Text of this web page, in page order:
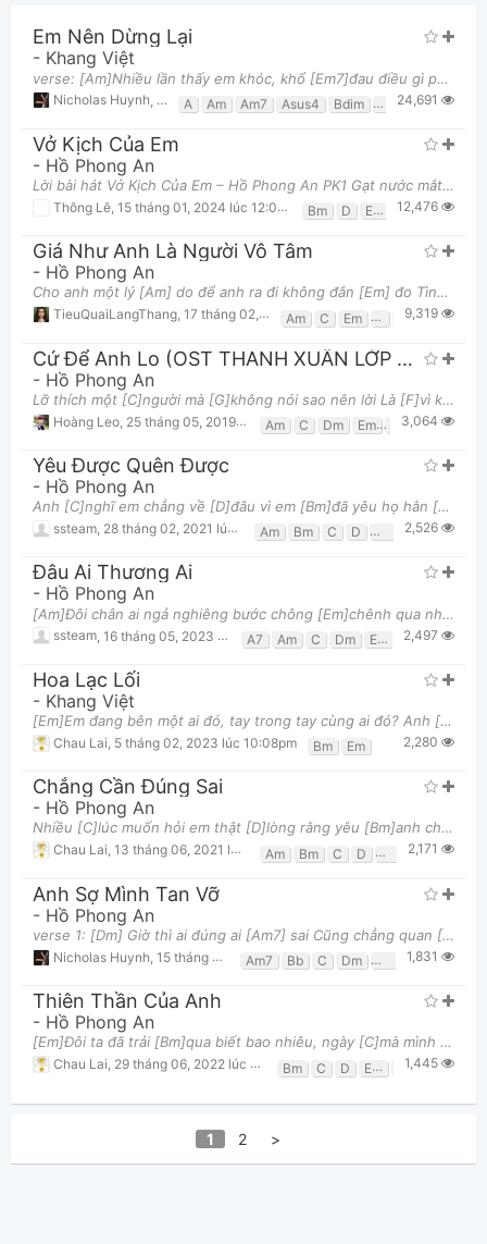
Em Nên Dừng Lại
- Khang Việt
verse: [Am]Nhiều lần thấy em khóc, khổ [Em7]đau điều gì phải không [Dm7]Chẳng cần phải bận [Gsus4]
Nicholas Huynh 2 tháng 07, 2022 lúc 01:30am
A Am Am7 Asus4 Bdim Cmaj7 Dm7
24,691
Vở Kịch Của Em
- Hồ Phong An
Lời bài hát Vở Kịch Của Em – Hồ Phong An PK1 Gạt nước mắt của [Em]anh, thật sâu, vào [Bm]đây, đong
Thông Lê 15 tháng 01, 2024 lúc 12:09pm Bm D Em 12,476
Giá Như Anh Là Người Vô Tâm
- Hồ Phong An
Cho anh một lý [Am] do để anh ra đi không đắn [Em] đo Tình yêu như muỗi [F] dao khứa cắt vào anh [
TieuQuaiLangThang, 17 tháng 02, 2017 lúc 12:01am Am C Em F G9,319
Cứ Để Anh Lo (OST THANH XUÂN LỚP A1)
- Hồ Phong An
Lỡ thích một [C]người mà [G]không nói sao nên lời Là [F]vì khi thấy em cười làm lòng [G]anh rã rời
Hoàng Leo 25 tháng 05, 2019 lúc 07:01pm Am C Dm Em G
3,064
Yêu Được Quên Được
- Hồ Phong An
Anh [C]nghĩ em chẳng về [D]đâu vì em [Bm]đã yêu họ hằn [Em]sâu Giờ niếu [C]kéo cũng chẳng được [D]c
ssteam 28 tháng 02, 2021 lúc 06:59am Am Bm C D Em G
2,526
Đâu Ai Thương Ai
- Hồ Phong An
[Am]Đôi chân ai ngả nghiêng bước chông [Em]chênh qua những muộn phiền [F]Gánh trên vai là [G]cả bầu
ssteam 16 tháng 05, 2023 lúc 06:43am A7 Am C Dm Em F G
2,497
Hoa Lạc Lối
- Khang Việt
[Em]Em đang bên một ai đó, tay trong tay cùng ai đó? Anh [Bm]chắc em cũng chẳng biết tên [Em]Chân e
Chau Lai 5 tháng 02, 2023 lúc 10:08pm Bm Em 2,280
Chẳng Cần Đúng Sai
- Hồ Phong An
Nhiều [C]lúc muốn hỏi em thật [D]lòng rằng yêu [Bm]anh chưa hề [Em]phải không? Nhiều [C]lúc muốn hỏ
Chau Lai, 13 tháng 06, 2021 lúc 08:11am Am Bm C D Em G
2,171
Anh Sợ Mình Tan Vỡ
- Hồ Phong An
verse 1: [Dm] Giờ thì ai đúng ai [Am7] sai Cũng chẳng quan [Gm7] trọng vì đã [C] có người [Fmaj7]
Nicholas Huynh 15 tháng 01, 2022 lúc 01:41am Am7 Bb C Dm Fmaj7 Gm7
1,831
Thiên Thần Của Anh
- Hồ Phong An
[Em]Đôi ta đã trải [Bm]qua biết bao nhiêu, ngày [C]mà mình đã đắm [G]say [Em]Và có đôi lúc em [Bm]h
Chau Lai, 29 tháng 06, 2022 lúc 09:07pm Bm C D Em 1,445
1 2 >